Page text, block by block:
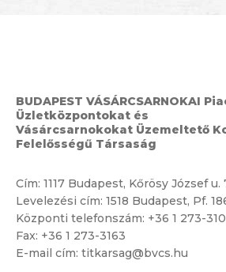
BUDAPEST VÁSÁRCSARNOKAI
Üzletközpontokat és
Vásárcsarnokokat Üzemeltető
Felelősségű Társaság
Cím: 1117 Budapest, Kőrösy József u.
Levelezési cím: 1518 Budapest, Pf.
Központi telefonszám: +36 1 273-
Fax: +36 1 273-3163
E-mail cím: titkarsag@bvcs.hu